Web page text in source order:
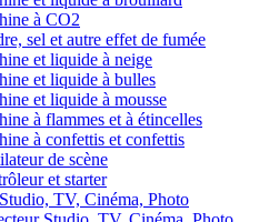
à CO2
sel et autre effet de fumée
et liquide à neige
et liquide à bulles
et liquide à mousse
à flammes et à étincelles
à confettis et confettis
de scène
et starter
TV, Cinéma, Photo